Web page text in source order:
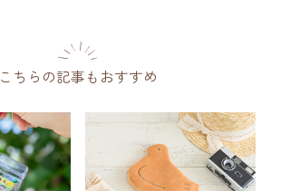
こちらの記事もおすすめ